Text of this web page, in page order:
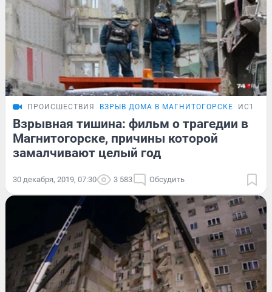
ПРОИСШЕСТВИЯ ВЗРЫВ ДОМА В МАГНИТОГОРСКЕ
Взрывная тишина: фильм о трагедии в
Магнитогорске, причины которой
замалчивают целый год
30 декабря, 2019, 07:30 3 583 Обсудить